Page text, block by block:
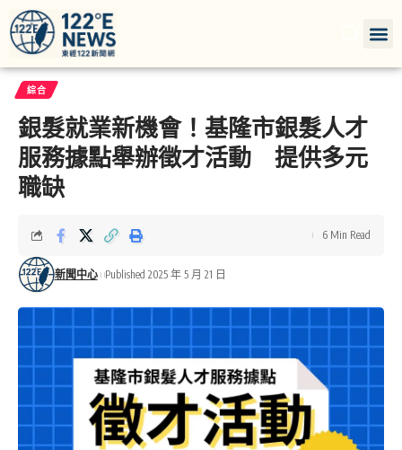
綜合
銀髮就業新機會！基隆市銀髮人才
服務據點舉辦徵才活動 提供多元
職缺
新聞中心 Published 2025 年 5 月 21 日
6 Min Read